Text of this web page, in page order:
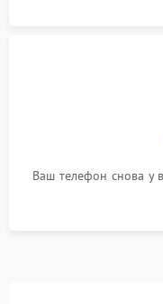
Ваш телефон снова у